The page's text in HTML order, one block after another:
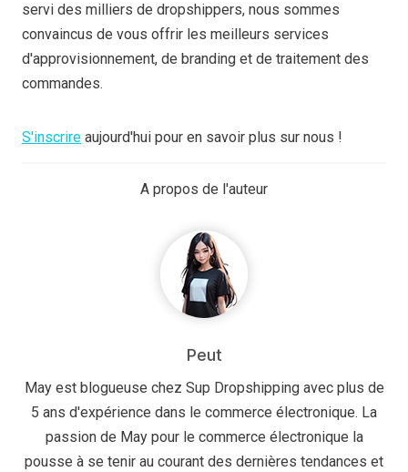
servi des milliers de dropshippers, nous sommes
convaincus de vous offrir les meilleurs services
d'approvisionnement, de branding et de traitement des
commandes.
S'inscrire aujourd'hui pour en savoir plus sur nous !
A propos de l'auteur
Peut
May est blogueuse chez Sup Dropshipping avec plus de
5 ans d'expérience dans le commerce électronique. La
passion de May pour le commerce électronique la
pousse à se tenir au courant des dernières tendances et